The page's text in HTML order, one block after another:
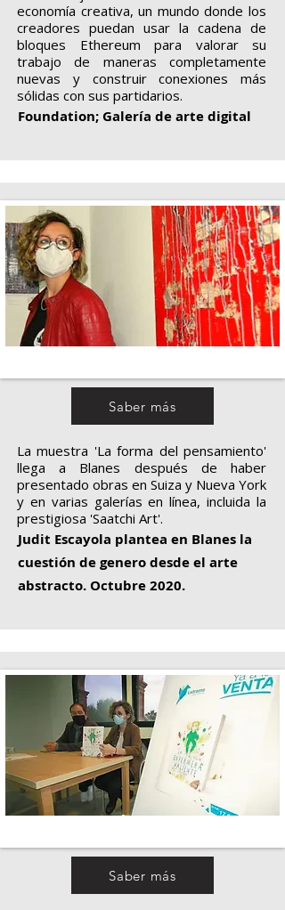
economía creativa, un mundo donde los
creadores puedan usar la cadena de
bloques Ethereum para valorar su
trabajo de maneras completamente
nuevas y construir conexiones más
sólidas con sus partidarios.
Foundation; Galería de arte digital
Saber más
La muestra 'La forma del pensamiento'
llega a Blanes después de haber
presentado obras en Suiza y Nueva York
y en varias galerías en línea, incluida la
prestigiosa 'Saatchi Art'.
Judit Escayola plantea en Blanes la
cuestión de genero desde el arte
abstracto. Octubre 2020.
Saber más